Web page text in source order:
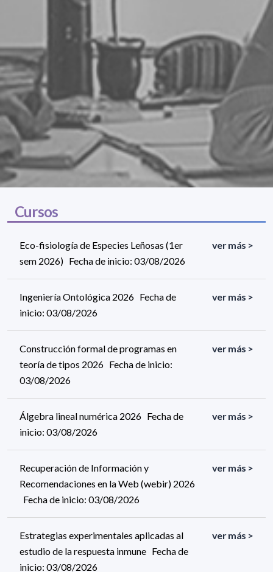
Cursos
Eco-fisiología de Especies Leñosas (1er
sem 2026) Fecha de inicio: 03/08/2026
ver más >
Ingeniería Ontológica 2026 Fecha de
inicio: 03/08/2026
ver más >
Construcción formal de programas en
teoría de tipos 2026 Fecha de inicio:
03/08/2026
ver más >
Álgebra lineal numérica 2026 Fecha de
inicio: 03/08/2026
ver más >
Recuperación de Información y
Recomendaciones en la Web (webir) 2026
Fecha de inicio: 03/08/2026
ver más >
Estrategias experimentales aplicadas al
estudio de la respuesta inmune Fecha de
inicio: 03/08/2026
ver más >